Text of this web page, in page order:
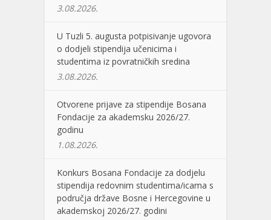
3.08.2026.
U Tuzli 5. augusta potpisivanje ugovora
o dodjeli stipendija učenicima i
studentima iz povratničkih sredina
3.08.2026.
Otvorene prijave za stipendije Bosana
Fondacije za akademsku 2026/27.
godinu
1.08.2026.
Konkurs Bosana Fondacije za dodjelu
stipendija redovnim studentima/icama s
područja države Bosne i Hercegovine u
akademskoj 2026/27. godini